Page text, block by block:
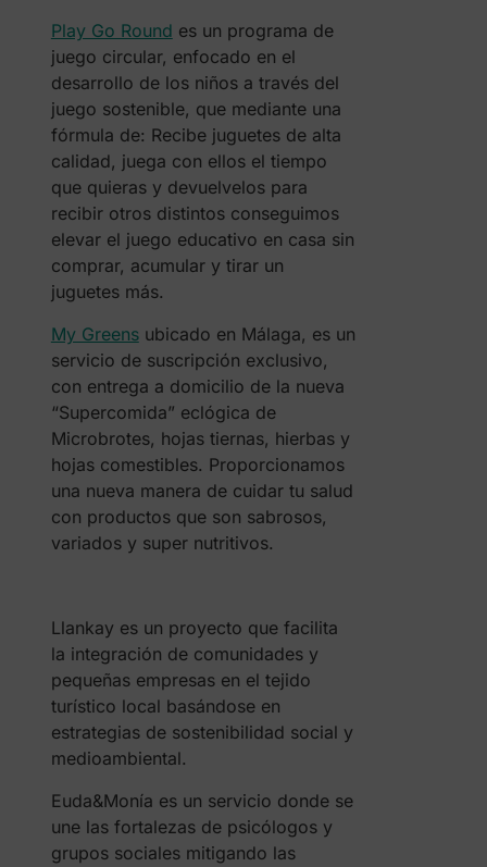
Play Go Round es un programa de
juego circular, enfocado en el
desarrollo de los niños a través del
juego sostenible, que mediante una
fórmula de: Recibe juguetes de alta
calidad, juega con ellos el tiempo
que quieras y devuelvelos para
recibir otros distintos conseguimos
elevar el juego educativo en casa sin
comprar, acumular y tirar un
juguetes más.
My Greensubicado en Málaga, es un
servicio de suscripción exclusivo,
con entrega a domicilio de la nueva
“Supercomida” eclógica de
Microbrotes, hojas tiernas, hierbas y
hojas comestibles. Proporcionamos
una nueva manera de cuidar tu salud
con productos que son sabrosos,
variados y super nutritivos.
Llankay es un proyecto que facilita
la integración de comunidades y
pequeñas empresas en el tejido
turístico local basándose en
estrategias de sostenibilidad social y
medioambiental.
Euda&Monía es un servicio donde se
une las fortalezas de psicólogos y
grupos sociales mitigando las